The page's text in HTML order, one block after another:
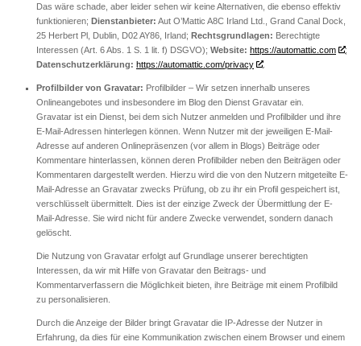
Das wäre schade, aber leider sehen wir keine Alternativen, die ebenso effektiv
funktionieren; Dienstanbieter: Aut O’Mattic A8C Irland Ltd., Grand Canal Dock,
25 Herbert Pl, Dublin, D02 AY86, Irland; Rechtsgrundlagen: Berechtigte
Interessen (Art. 6 Abs. 1 S. 1 lit. f) DSGVO); Website: https://automattic.com
;
Datenschutzerklärung: https://automattic.com/privacy .
Profilbilder von Gravatar: Profilbilder – Wir setzen innerhalb unseres
Onlineangebotes und insbesondere im Blog den Dienst Gravatar ein.
Gravatar ist ein Dienst, bei dem sich Nutzer anmelden und Profilbilder und ihre
E-Mail-Adressen hinterlegen können. Wenn Nutzer mit der jeweiligen E-Mail-
Adresse auf anderen Onlinepräsenzen (vor allem in Blogs) Beiträge oder
Kommentare hinterlassen, können deren Profilbilder neben den Beiträgen oder
Kommentaren dargestellt werden. Hierzu wird die von den Nutzern mitgeteilte E-
Mail-Adresse an Gravatar zwecks Prüfung, ob zu ihr ein Profil gespeichert ist,
verschlüsselt übermittelt. Dies ist der einzige Zweck der Übermittlung der E-
Mail-Adresse. Sie wird nicht für andere Zwecke verwendet, sondern danach
gelöscht.
Die Nutzung von Gravatar erfolgt auf Grundlage unserer berechtigten
Interessen, da wir mit Hilfe von Gravatar den Beitrags- und
Kommentarverfassern die Möglichkeit bieten, ihre Beiträge mit einem Profilbild
zu personalisieren.
Durch die Anzeige der Bilder bringt Gravatar die IP-Adresse der Nutzer in
Erfahrung, da dies für eine Kommunikation zwischen einem Browser und einem